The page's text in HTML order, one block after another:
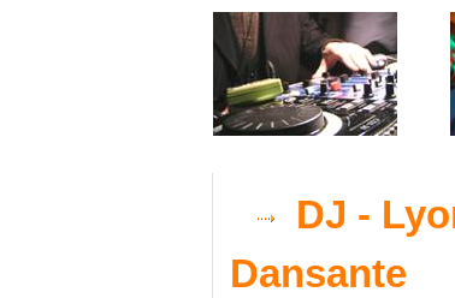
DJ -
Dansante